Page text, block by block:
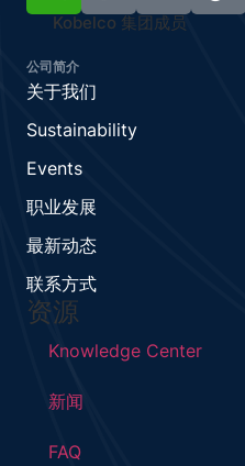
Kobelco 集团成员
公司简介
关于我们
Sustainability
Events
职业发展
最新动态
联系方式
资源
Knowledge Center
新闻
FAQ